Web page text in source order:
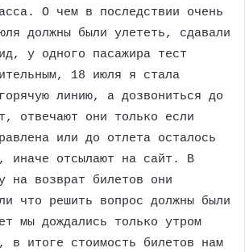
О чем в последствии очень
должны были улететь, сдавали
у одного пасажира тест
18 июля я стала
линию, а дозвониться до
отвечают они только если
или до отлета осталось
иначе отсылают на сайт. В
на возврат билетов они
что решить вопрос должны были
мы дождались только утром
в итоге стоимость билетов нам